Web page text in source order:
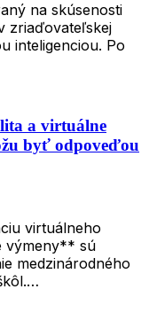
na skúsenosti
zriaďovateľskej
inteligenciou. Po
a virtuálne
byť odpoveďou
virtuálneho
výmeny** sú
medzinárodného